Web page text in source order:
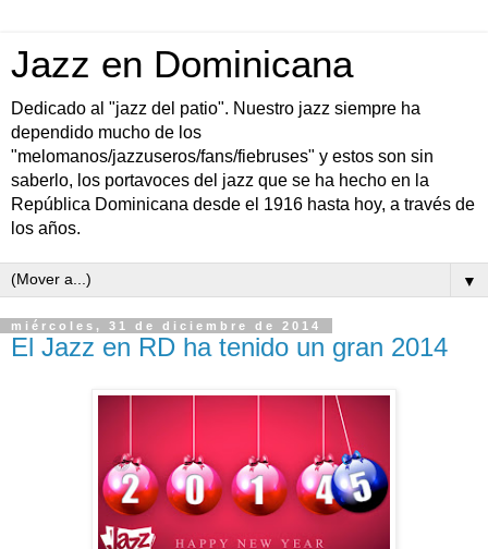
Jazz en Dominicana
Dedicado al "jazz del patio". Nuestro jazz siempre ha
dependido mucho de los
"melomanos/jazzuseros/fans/fiebruses" y estos son sin
saberlo, los portavoces del jazz que se ha hecho en la
República Dominicana desde el 1916 hasta hoy, a través de
los años.
▼
miércoles, 31 de diciembre de 2014
El Jazz en RD ha tenido un gran 2014